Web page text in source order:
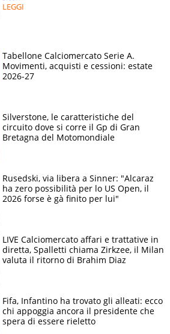
LEGGI
Tabellone Calciomercato Serie A.
Movimenti, acquisti e cessioni: estate
2026-27
Silverstone, le caratteristiche del
circuito dove si corre il Gp di Gran
Bretagna del Motomondiale
Rusedski, via libera a Sinner: "Alcaraz
ha zero possibilità per lo US Open, il
2026 forse è gà finito per lui"
LIVE Calciomercato affari e trattative in
diretta, Spalletti chiama Zirkzee, il Milan
valuta il ritorno di Brahim Diaz
Fifa, Infantino ha trovato gli alleati: ecco
chi appoggia ancora il presidente che
spera di essere rieletto